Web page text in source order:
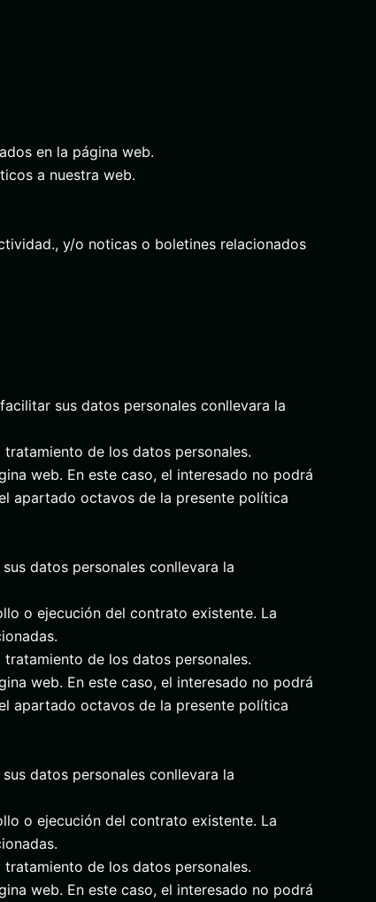
en la página web.
a nuestra web.
y/o noticas o boletines relacionados
sus datos personales conllevara la
de los datos personales.
web. En este caso, el interesado no podrá
apartado octavos de la presente política
datos personales conllevara la
o ejecución del contrato existente. La
de los datos personales.
web. En este caso, el interesado no podrá
apartado octavos de la presente política
datos personales conllevara la
o ejecución del contrato existente. La
de los datos personales.
web. En este caso, el interesado no podrá